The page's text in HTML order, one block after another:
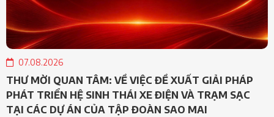
07.08.2026
THƯ MỜI QUAN TÂM: VỀ VIỆC ĐỀ XUẤT GIẢI PHÁP
PHÁT TRIỂN HỆ SINH THÁI XE ĐIỆN VÀ TRẠM SẠC
TẠI CÁC DỰ ÁN CỦA TẬP ĐOÀN SAO MAI